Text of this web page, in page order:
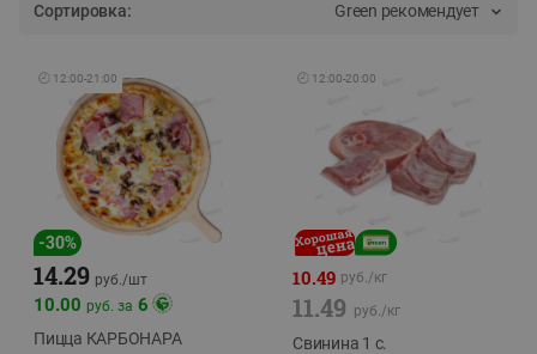
Сортировка: Green рекомендует
🕘 12:00-21:00
-30%
14.29 руб./шт
10.00 руб. за 6
Пицца КАРБОНАРА
🕘 12:00-20:00
10.49 руб./кг
11.49 руб./кг
Свинина 1 с.